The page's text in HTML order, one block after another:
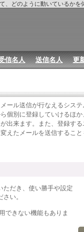
どのように動いているかを
信名人 送信名人 更
ール送信が行なえるシステ
個別に登録していけるほ
出来ます。また、登録す
えたメールを送信すること
ただき、使い勝手や設定
い。
できない機能もありま